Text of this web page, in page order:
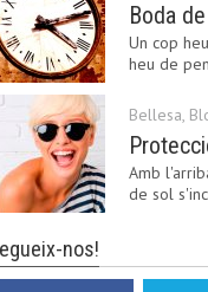
Boda
Un cop
heu de
Bellesa,
Amb
de sol
nos!